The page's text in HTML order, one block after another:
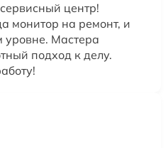
центр!
монитор на ремонт, и
уровне. Мастера
подход к делу.